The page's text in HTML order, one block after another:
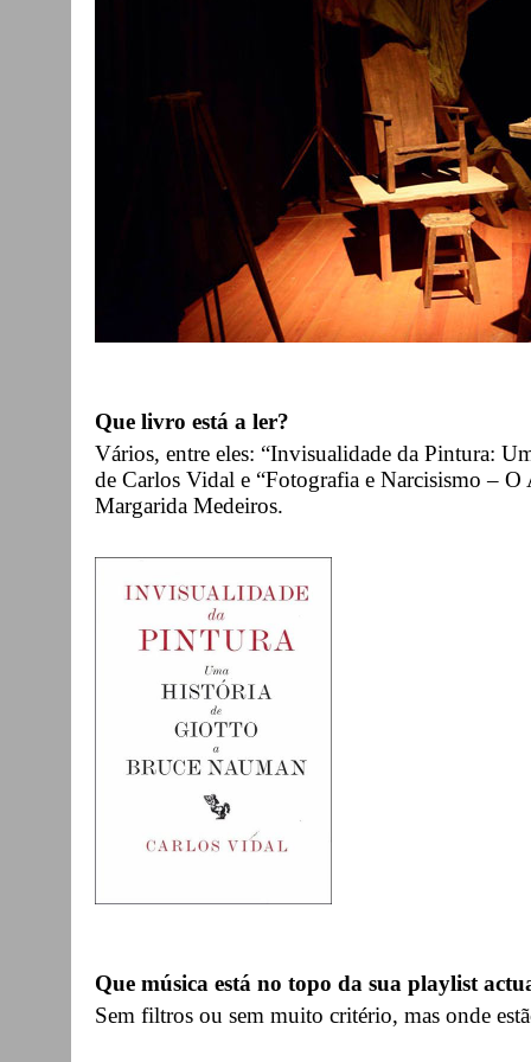
Que livro está a ler?
Vários, entre eles: “Invisualidade da Pintura:
de Carlos Vidal e “Fotografia e Narcisismo –
Margarida Medeiros.
Que música está no topo da sua playlist
Sem filtros ou sem muito critério, mas onde